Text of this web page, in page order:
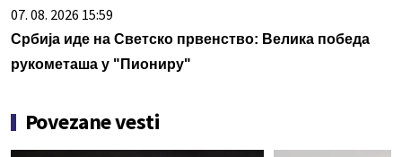
07. 08. 2026 15:59
Србија иде на Светско првенство: Велика победа
рукометаша у "Пиониру"
Povezane vesti